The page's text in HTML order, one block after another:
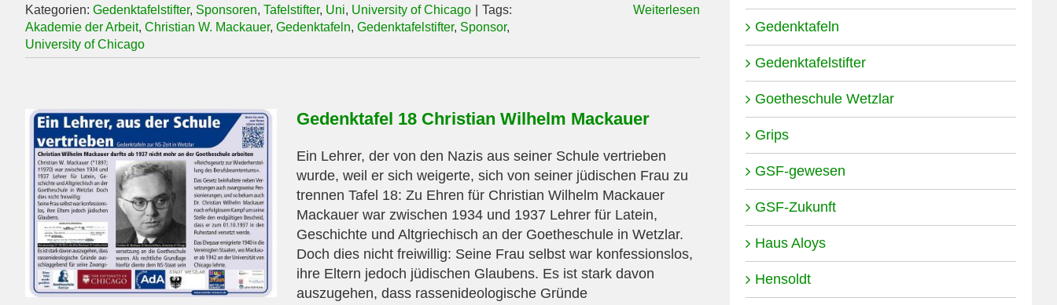
Kategorien: Gedenktafelstifter, Sponsoren, Tafelstifter, Uni, University of Chicago
Tags:
Akademie der Arbeit, Christian W. Mackauer, Gedenktafeln, Gedenktafelstifter, Sponsor,
University of Chicago
Weiterlesen
Gedenktafel 18 Christian Wilhelm Mackauer
Ein Lehrer, der von den Nazis aus seiner Schule vertrieben
wurde, weil er sich weigerte, sich von seiner jüdischen Frau zu
trennen Tafel 18: Zu Ehren für Christian Wilhelm Mackauer
Mackauer war zwischen 1934 und 1937 Lehrer für Latein,
Geschichte und Altgriechisch an der Goetheschule in Wetzlar.
Doch dies nicht freiwillig: Seine Frau selbst war konfessionslos,
ihre Eltern jedoch jüdischen Glaubens. Es ist stark davon
auszugehen, dass rassenideologische Gründe
Gedenktafeln
Gedenktafelstifter
Goetheschule Wetzlar
Grips
GSF-gewesen
GSF-Zukunft
Haus Aloys
Hensoldt